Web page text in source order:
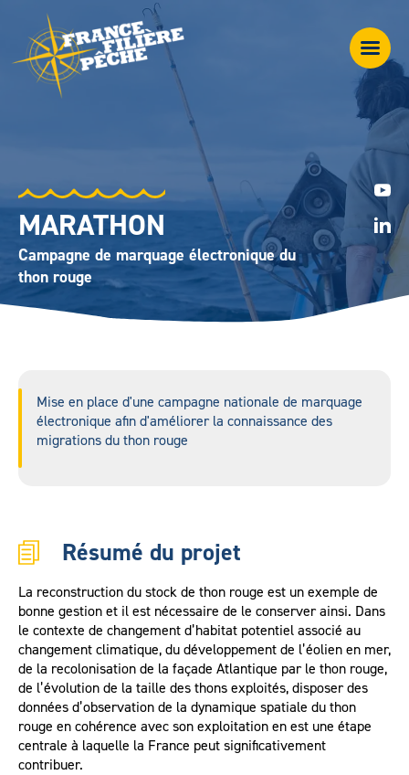
MARATHON
Campagne de marquage électronique du
thon rouge
Mise en place d'une campagne nationale de marquage
électronique afin d'améliorer la connaissance des
migrations du thon rouge
Résumé du projet
La reconstruction du stock de thon rouge est un exemple de
bonne gestion et il est nécessaire de le conserver ainsi. Dans
le contexte de changement d’habitat potentiel associé au
changement climatique, du développement de l’éolien en mer,
de la recolonisation de la façade Atlantique par le thon rouge,
de l’évolution de la taille des thons exploités, disposer des
données d’observation de la dynamique spatiale du thon
rouge en cohérence avec son exploitation en est une étape
centrale à laquelle la France peut significativement
contribuer.